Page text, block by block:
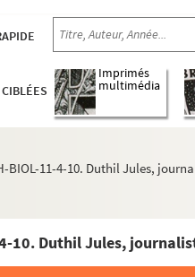
Imprimés
multimédia
BIOL-11-4-10. Duthil Jules,
10. Duthil Jules,
de personnages lillois
1. Acheray à Benvignat
2. Bere à Bouchée
3. Boucq à Cardon
4. Carlez à Colpaert
8. De Lille à De Resbecque
9. Deron à Desboeufs